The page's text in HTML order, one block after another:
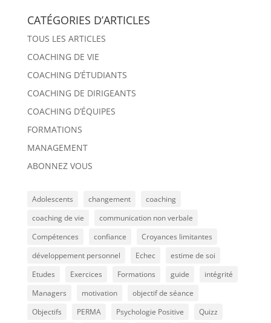
CATÉGORIES D’ARTICLES
TOUS LES ARTICLES
COACHING DE VIE
COACHING D’ÉTUDIANTS
COACHING DE DIRIGEANTS
COACHING D’ÉQUIPES
FORMATIONS
MANAGEMENT
ABONNEZ VOUS
Adolescents changement
coaching
coaching de vie
communication non verbale
Compétences
confiance
Croyances limitantes
développement personnel
Echec
estime de soi
Etudes
Exercices Formations guide
intégrité
Managers
motivation
objectif de séance
Objectifs
PERMA Psychologie Positive Quizz